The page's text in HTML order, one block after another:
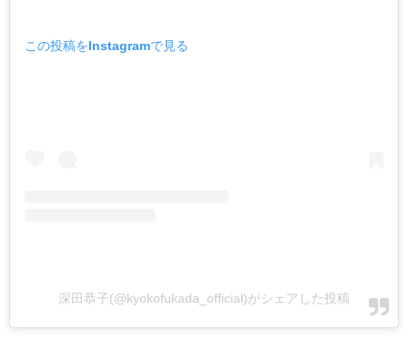
この投稿をInstagramで見る
深田恭子(@kyokofukada_official)がシェアした投稿